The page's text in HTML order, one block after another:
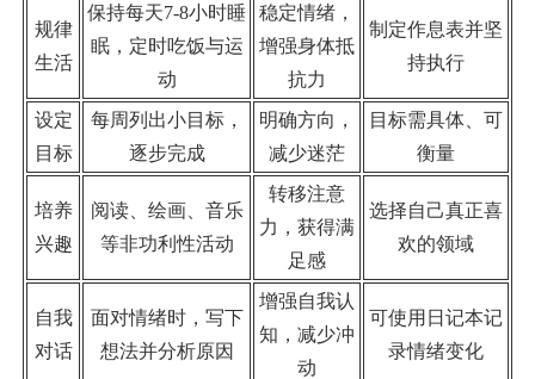
规律
生活
保持每天7-8小时睡
眠，定时吃饭与运
动
稳定情绪，
增强身体抵
抗力
制定作息表并坚
持执行
设定
目标
每周列出小目标，
逐步完成
明确方向，
减少迷茫
目标需具体、可
衡量
培养
兴趣
阅读、绘画、音乐
等非功利性活动
转移注意
力，获得满
足感
选择自己真正喜
欢的领域
自我
对话
面对情绪时，写下
想法并分析原因
增强自我认
知，减少冲
动
可使用日记本记
录情绪变化